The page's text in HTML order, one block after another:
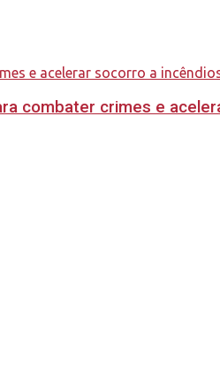
combater crimes e